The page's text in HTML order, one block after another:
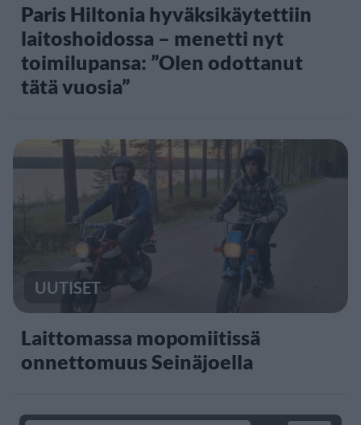
Paris Hiltonia hyväksikäytettiin
laitoshoidossa – menetti nyt
toimilupansa: ”Olen odottanut
tätä vuosia”
UUTISET
Laittomassa mopomiitissä
onnettomuus Seinäjoella